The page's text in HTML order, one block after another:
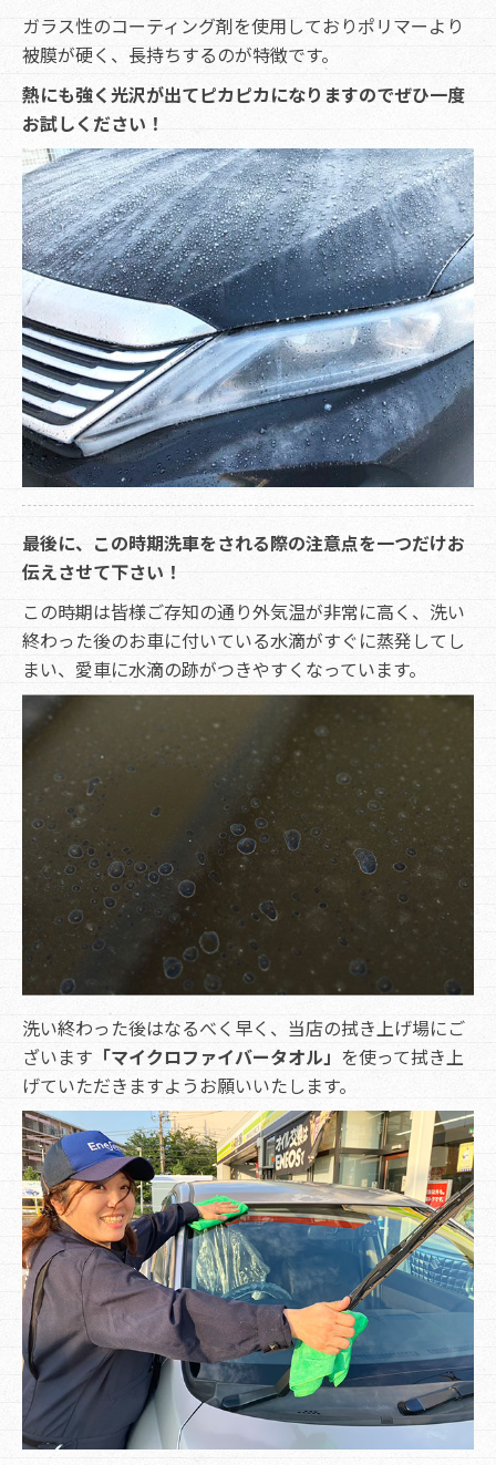
ガラス性のコーティング剤を使用しておりポリマーより
被膜が硬く、長持ちするのが特徴です。
熱にも強く光沢が出てピカピカになりますのでぜひ一度
お試しください！
最後に、この時期洗車をされる際の注意点を一つだけお
伝えさせて下さい！
この時期は皆様ご存知の通り外気温が非常に高く、洗い
終わった後のお車に付いている水滴がすぐに蒸発してし
まい、愛車に水滴の跡がつきやすくなっています。
洗い終わった後はなるべく早く、当店の拭き上げ場にご
ざいます 「マイクロファイバータオル」 を使って拭き上
げていただきますようお願いいたします。